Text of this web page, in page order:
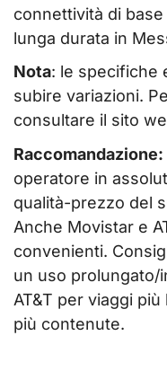
connettività di
lunga durata in
Nota: le specifiche
subire variazioni.
consultare il sito
operatore in
qualità-prezzo del
Anche Movistar e
convenienti.
un uso prolungato/
AT&T per viaggi
più contenute.